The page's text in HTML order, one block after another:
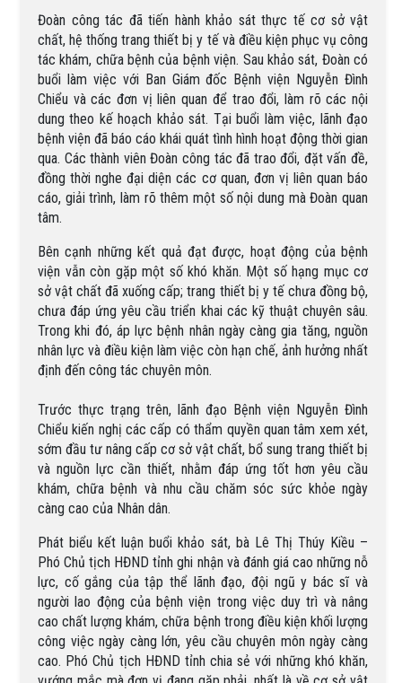
Đoàn công tác đã tiến hành khảo sát thực tế cơ sở vật
chất, hệ thống trang thiết bị y tế và điều kiện phục vụ công
tác khám, chữa bệnh của bệnh viện. Sau khảo sát, Đoàn có
buổi làm việc với Ban Giám đốc Bệnh viện Nguyễn Đình
Chiểu và các đơn vị liên quan để trao đổi, làm rõ các nội
dung theo kế hoạch khảo sát. Tại buổi làm việc, lãnh đạo
bệnh viện đã báo cáo khái quát tình hình hoạt động thời gian
qua. Các thành viên Đoàn công tác đã trao đổi, đặt vấn đề,
đồng thời nghe đại diện các cơ quan, đơn vị liên quan báo
cáo, giải trình, làm rõ thêm một số nội dung mà Đoàn quan
tâm.
Bên cạnh những kết quả đạt được, hoạt động của bệnh
viện vẫn còn gặp một số khó khăn. Một số hạng mục cơ
sở vật chất đã xuống cấp; trang thiết bị y tế chưa đồng bộ,
chưa đáp ứng yêu cầu triển khai các kỹ thuật chuyên sâu.
Trong khi đó, áp lực bệnh nhân ngày càng gia tăng, nguồn
nhân lực và điều kiện làm việc còn hạn chế, ảnh hưởng nhất
định đến công tác chuyên môn.
Trước thực trạng trên, lãnh đạo Bệnh viện Nguyễn Đình
Chiểu kiến nghị các cấp có thẩm quyền quan tâm xem xét,
sớm đầu tư nâng cấp cơ sở vật chất, bổ sung trang thiết bị
và nguồn lực cần thiết, nhằm đáp ứng tốt hơn yêu cầu
khám, chữa bệnh và nhu cầu chăm sóc sức khỏe ngày
càng cao của Nhân dân.
Phát biểu kết luận buổi khảo sát, bà Lê Thị Thúy Kiều –
Phó Chủ tịch HĐND tỉnh ghi nhận và đánh giá cao những nỗ
lực, cố gắng của tập thể lãnh đạo, đội ngũ y bác sĩ và
người lao động của bệnh viện trong việc duy trì và nâng
cao chất lượng khám, chữa bệnh trong điều kiện khối lượng
công việc ngày càng lớn, yêu cầu chuyên môn ngày càng
cao. Phó Chủ tịch HĐND tỉnh chia sẻ với những khó khăn,